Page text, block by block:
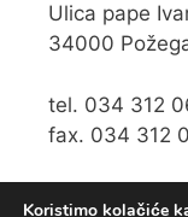
Ulica pape
34000
tel. 034 312
fax. 034 312
Koristimo kolačiće